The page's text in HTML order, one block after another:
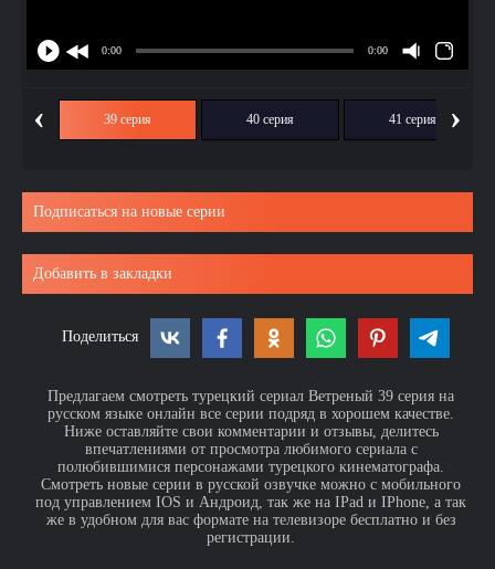
‹ 39 серия 40 серия 41 серия ›
Подписаться на новые серии
Добавить в закладки
Поделиться
Предлагаем смотреть турецкий сериал Ветреный 39 серия на
русском языке онлайн все серии подряд в хорошем качестве.
Ниже оставляйте свои комментарии и отзывы, делитесь
впечатлениями от просмотра любимого сериала с
полюбившимися персонажами турецкого кинематографа.
Смотреть новые серии в русской озвучке можно с мобильного
под управлением IOS и Андроид, так же на IPad и IPhone, а так
же в удобном для вас формате на телевизоре бесплатно и без
регистрации.